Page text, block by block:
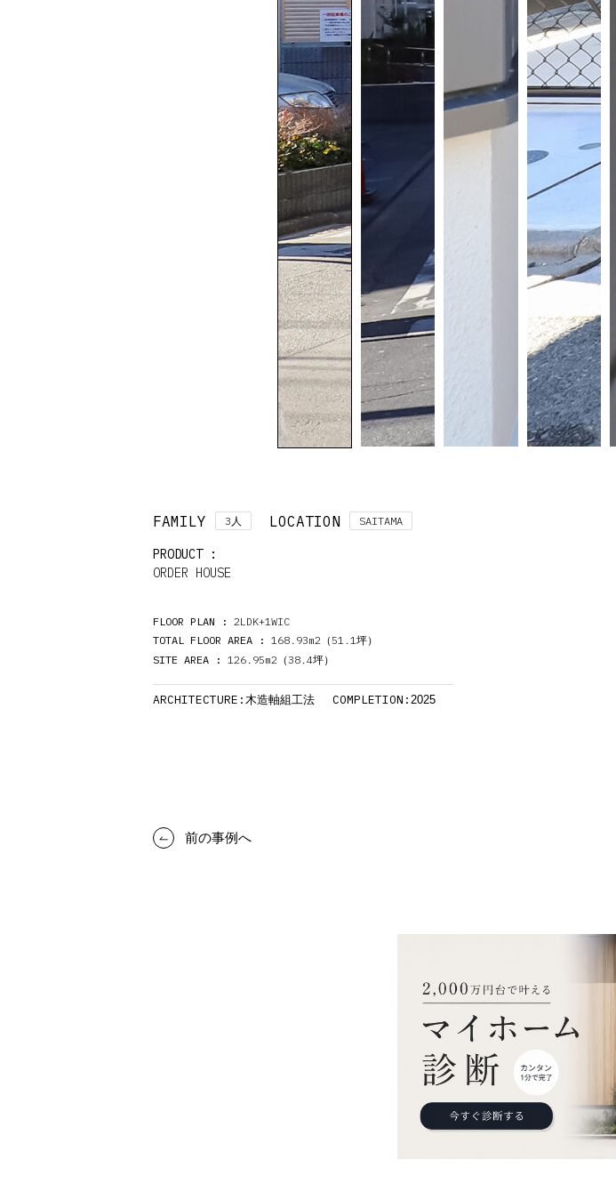
FAMILY 3 人 LOCATION SAITAMA
PRODUCT :
ORDER HOUSE
FLOOR PLAN : 2LDK+1WIC
TOTAL FLOOR AREA : 168.93m2（51.1坪）
SITE AREA : 126.95m2（38.4坪）
ARCHITECTURE: 木造軸組工法 COMPLETION: 2025
前の事例へ